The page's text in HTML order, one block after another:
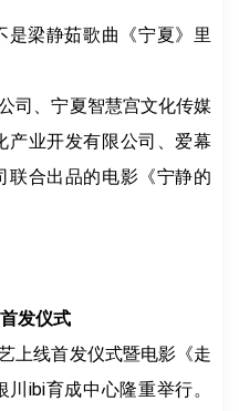
梁静茹歌曲《宁夏》里
、宁夏智慧宫文化传媒
产业开发有限公司、爱幕
联合出品的电影《宁静的
发仪式
线首发仪式暨电影《走
ibi育成中心隆重举行。